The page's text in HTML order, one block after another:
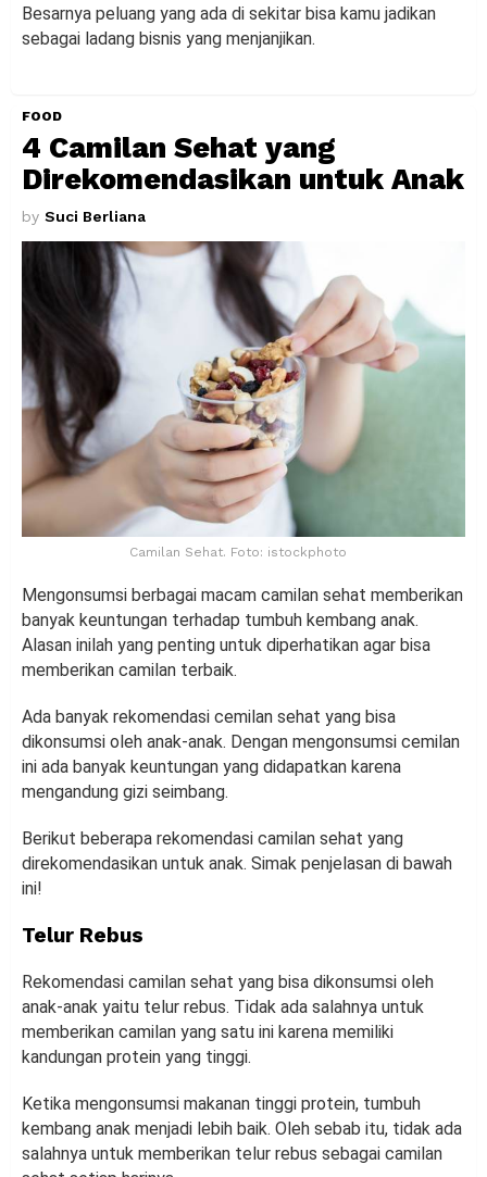
Besarnya peluang yang ada di sekitar bisa kamu jadikan
sebagai ladang bisnis yang menjanjikan.
FOOD
4 Camilan Sehat yang
Direkomendasikan untuk Anak
by Suci Berliana
Camilan Sehat. Foto: istockphoto
Mengonsumsi berbagai macam camilan sehat memberikan
banyak keuntungan terhadap tumbuh kembang anak.
Alasan inilah yang penting untuk diperhatikan agar bisa
memberikan camilan terbaik.
Ada banyak rekomendasi cemilan sehat yang bisa
dikonsumsi oleh anak-anak. Dengan mengonsumsi cemilan
ini ada banyak keuntungan yang didapatkan karena
mengandung gizi seimbang.
Berikut beberapa rekomendasi camilan sehat yang
direkomendasikan untuk anak. Simak penjelasan di bawah
ini!
Telur Rebus
Rekomendasi camilan sehat yang bisa dikonsumsi oleh
anak-anak yaitu telur rebus. Tidak ada salahnya untuk
memberikan camilan yang satu ini karena memiliki
kandungan protein yang tinggi.
Ketika mengonsumsi makanan tinggi protein, tumbuh
kembang anak menjadi lebih baik. Oleh sebab itu, tidak ada
salahnya untuk memberikan telur rebus sebagai camilan